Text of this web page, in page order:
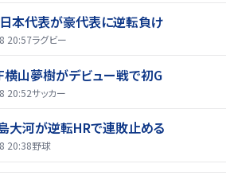
本代表が豪代表に逆転負け
20:57ラグビー
横山夢樹がデビュー戦で初G
20:52サッカー
大河が逆転HRで連敗止める
20:38野球